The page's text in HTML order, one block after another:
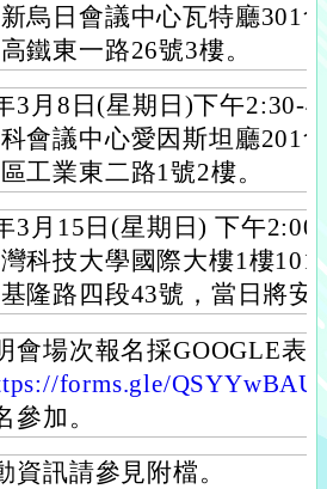
烏日會議中心瓦特廳301
鐵東一路26號3樓。
3月8日(星期日)下午2:30-
會議中心愛因斯坦廳201
工業東二路1號2樓。
3月15日(星期日) 下午
科技大學國際大樓1樓
隆路四段43號，當日將安
會場次報名採GOOGLE表
forms.gle/
參加。
資訊請參見附檔。